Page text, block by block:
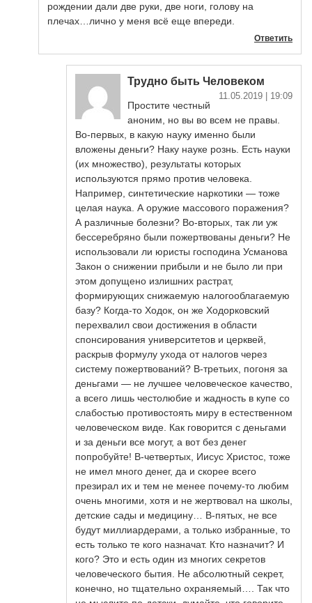
рождении дали две руки, две ноги, голову на
плечах…лично у меня всё еще впереди.
Ответить
Трудно быть Человеком
11.05.2019 | 19:09
Простите честный
аноним, но вы во всем не правы.
Во-первых, в какую науку именно были
вложены деньги? Наку науке рознь. Есть науки
(их множество), результаты которых
используются прямо против человека.
Например, синтетические наркотики — тоже
целая наука. А оружие массового поражения?
А различные болезни? Во-вторых, так ли уж
бессеребряно были пожертвованы деньги? Не
использовали ли юристы господина Усманова
Закон о снижении прибыли и не было ли при
этом допущено излишних растрат,
формирующих снижаемую налогооблагаемую
базу? Когда-то Ходок, он же Ходорковский
перехвалил свои достижения в области
спонсирования университетов и церквей,
раскрыв формулу ухода от налогов через
систему пожертвований? В-третьих, погоня за
деньгами — не лучшее человеческое качество,
а всего лишь честолюбие и жадность в купе со
слабостью противостоять миру в естественном
человеческом виде. Как говорится с деньгами
и за деньги все могут, а вот без денег
попробуйте! В-четвертых, Иисус Христос, тоже
не имел много денег, да и скорее всего
презирал их и тем не менее почему-то любим
очень многими, хотя и не жертвовал на школы,
детские сады и медицину… В-пятых, не все
будут миллиардерами, а только избранные, то
есть только те кого назначат. Кто назначит? И
кого? Это и есть один из многих секретов
человеческого бытия. Не абсолютный секрет,
конечно, но тщательно охраняемый…. Так что